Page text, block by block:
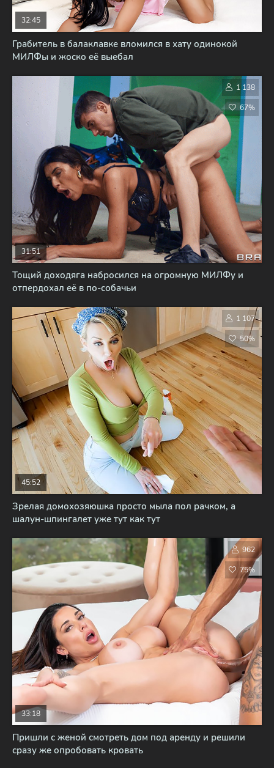
Грабитель в балаклавке вломился в хату одинокой
МИЛФы и жоско её выебал
32:45
Тощий доходяга набросился на огромную МИЛФу и
отпердохал её в по-собачьи
31:51
1 138
67%
Зрелая домохозяюшка просто мыла пол рачком, а
шалун-шпингалет уже тут как тут
45:52
1 107
50%
Пришли с женой смотреть дом под аренду и решили
сразу же опробовать кровать
33:18
962
75%